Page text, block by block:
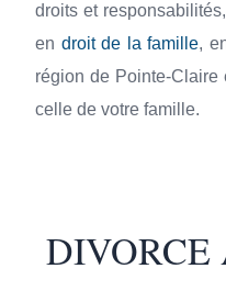
droits et
en droit de la famille,
région de Pointe-Claire
celle de votre famille.
DIVORCE